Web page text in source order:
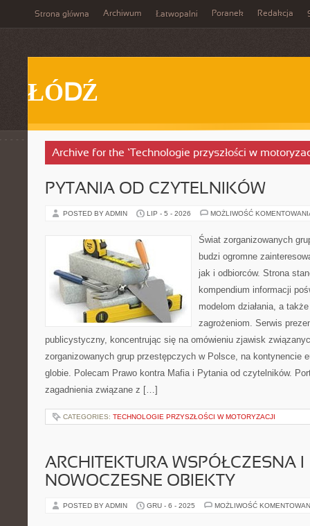
Strona główna Archiwum Łatwopalni Poranek Redakcja
ŁÓDŹ
Archive for the ‘Technologie przyszłości w
PYTANIA OD CZYTELNIKÓW
POSTED BY ADMIN LIP - 5 - 2026 MOŻLIWOŚĆ
Świat zorganizowanych
budzi ogromne
jak i odbiorców. Strona
kompendium informacji
modelom działania, a
zagrożeniom. Serwis
publicystyczny, koncentrując się na omówieniu zjawisk
zorganizowanych grup przestępczych w Polsce, na kontynencie
globie. Polecam Prawo kontra Mafia i Pytania od czytelników.
zagadnienia związane z […]
CATEGORIES: TECHNOLOGIE PRZYSZŁOŚCI W MOTORYZACJI
ARCHITEKTURA WSPÓŁCZESNA I
NOWOCZESNE OBIEKTY
POSTED BY ADMIN GRU - 6 - 2025 MOŻLIWOŚĆ